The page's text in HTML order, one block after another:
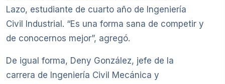
Lazo, estudiante de cuarto año de Ingeniería
Civil Industrial. “Es una forma sana de competir y
de conocernos mejor”, agregó.
De igual forma, Deny González, jefe de la
carrera de Ingeniería Civil Mecánica y